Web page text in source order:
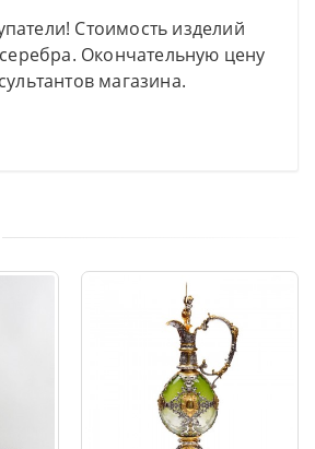
Стоимость изделий
Окончательную цену
магазина.